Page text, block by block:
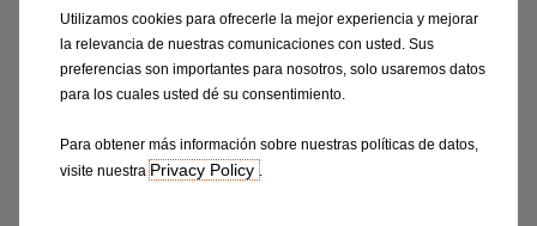
Utilizamos cookies para ofrecerle la mejor experiencia y mejorar
la relevancia de nuestras comunicaciones con usted. Sus
preferencias son importantes para nosotros, solo usaremos datos
para los cuales usted dé su consentimiento.
Para obtener más información sobre nuestras políticas de datos,
visite nuestraPrivacy Policy .